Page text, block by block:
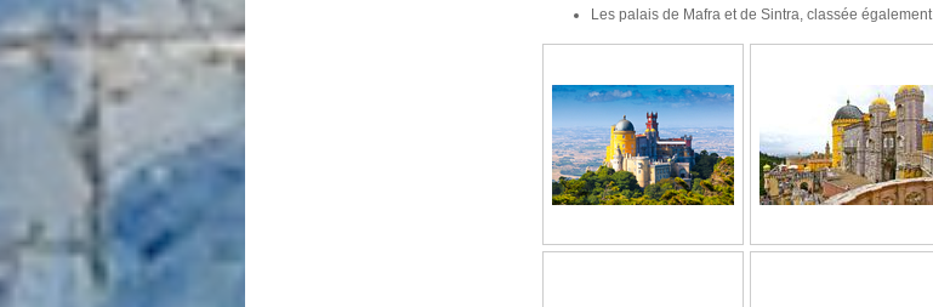
Les palais de Mafra et de Sintra, classée également